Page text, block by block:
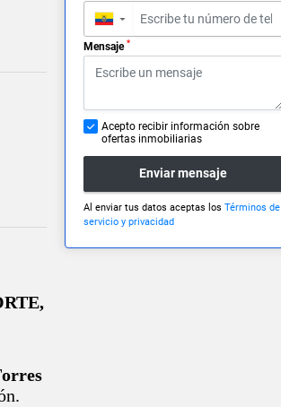
▼
Mensaje *
Acepto recibir información sobre
ofertas inmobiliarias
Enviar mensaje
Al enviar tus datos aceptas los Términos de
servicio y privacidad